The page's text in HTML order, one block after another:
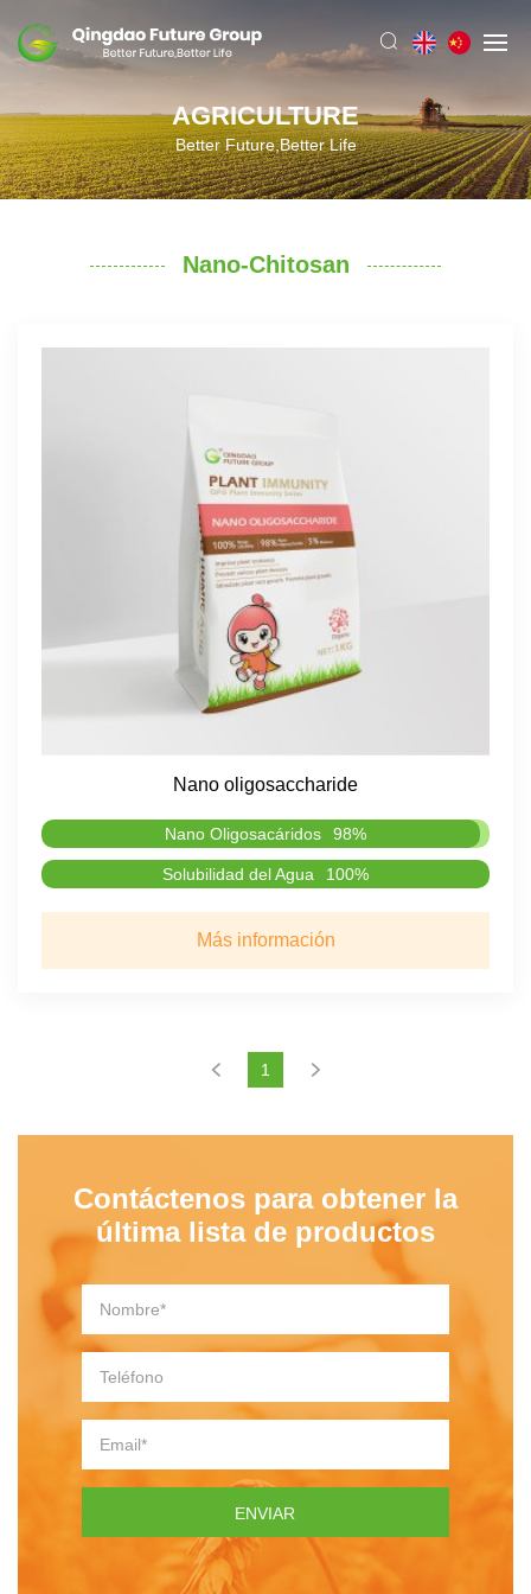
AGRICULTURE
Better Future,Better Life
Nano-Chitosan
Nano oligosaccharide
Nano Oligosacáridos 98%
Solubilidad del Agua 100%
Más información
1
Contáctenos para obtener la
última lista de productos
ENVIAR